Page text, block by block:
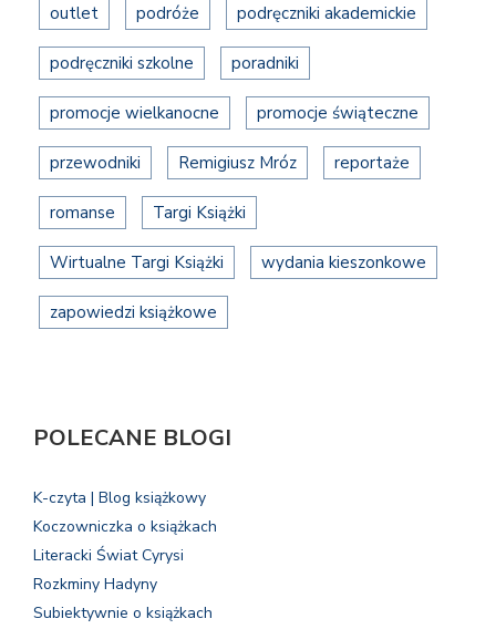
outlet podróże podręczniki akademickie
podręczniki szkolne poradniki
promocje wielkanocne promocje świąteczne
przewodniki Remigiusz Mróz reportaże
romanse Targi Książki
Wirtualne Targi Książki wydania kieszonkowe
zapowiedzi książkowe
POLECANE BLOGI
K-czyta | Blog książkowy
Koczowniczka o książkach
Literacki Świat Cyrysi
Rozkminy Hadyny
Subiektywnie o książkach